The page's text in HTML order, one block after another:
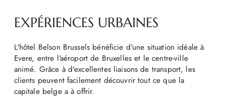
EXPÉRIENCES URBAINES
L'hôtel Belson Brussels bénéficie d'une situation idéale à
Evere, entre l'aéroport de Bruxelles et le centre-ville
animé. Grâce à d'excellentes liaisons de transport, les
clients peuvent facilement découvrir tout ce que la
capitale belge a à offrir.